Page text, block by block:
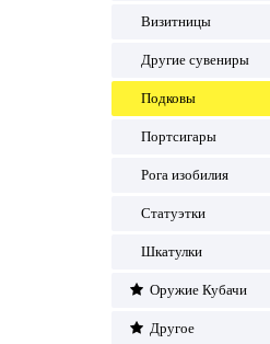
Визитницы
Другие сувениры
Подковы
Портсигары
Рога изобилия
Статуэтки
Шкатулки
Оружие Кубачи
Другое